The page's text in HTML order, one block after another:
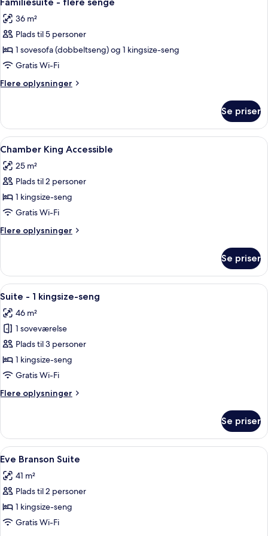
seng
alle
billeder
af
Familiesuite
-
flere
senge
36 m²
Plads til 5 personer
1 sovesofa (dobbeltseng) og 1 kingsize-seng
Gratis Wi-Fi
Flere oplysninger
Flere
-
flere
senge
Se priser
Indlæs
alle
billeder
af
Chamber
King
Accessible
Et hotelværelse med en stor seng,
3
Chamber King Accessible
25 m²
Plads til 2 personer
1 kingsize-seng
Gratis Wi-Fi
Flere oplysninger
Flere
King
Accessible
Se priser
Indlæs
alle
billeder
af
Suite
-
1
seng
Et hotelværelse med en seng, to
3
Suite - 1 kingsize-seng
46 m²
1 soveværelse
Plads til 3 personer
1 kingsize-seng
Gratis Wi-Fi
Flere oplysninger
Flere
-
kingsize-
Se priser
Indlæs
alle
billeder
af
Eve
Branson
En kompakt opholdsstue med et
2
Eve Branson Suite
41 m²
Plads til 2 personer
1 kingsize-seng
Gratis Wi-Fi